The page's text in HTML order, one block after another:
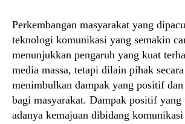
Perkembangan masyarakat yang
teknologi komunikasi yang semakin
menunjukkan pengaruh yang kuat
media massa, tetapi dilain pihak
menimbulkan dampak yang positif
bagi masyarakat. Dampak positif
adanya kemajuan dibidang komunikasi